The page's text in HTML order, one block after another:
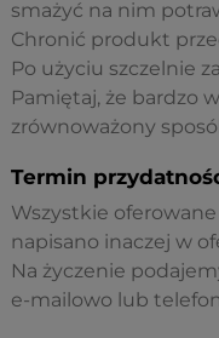
smażyć na nim
Chronić produkt
Po użyciu szczelnie
Pamiętaj, że bardzo
zrównoważony
Termin
Wszystkie
napisano inaczej w
Na życzenie
e-mailowo lub